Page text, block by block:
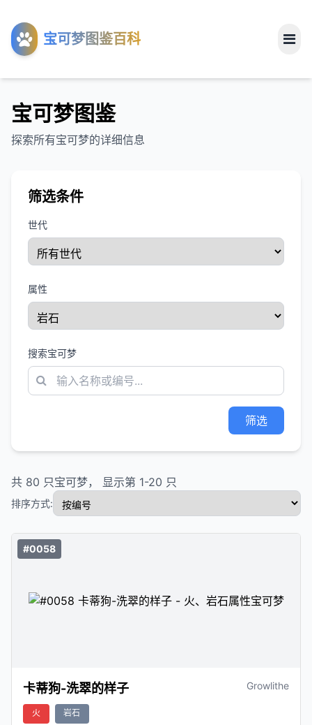
宝可梦图鉴百科
工具
关于
宝可梦图鉴
探索所有宝可梦的详细信息
筛选条件
世代
属性
搜索宝可梦
筛选
共 80 只宝可梦， 显示第 1-20 只
排序方式:
#0058
卡蒂狗-洗翠的样子 Growlithe
火 岩石